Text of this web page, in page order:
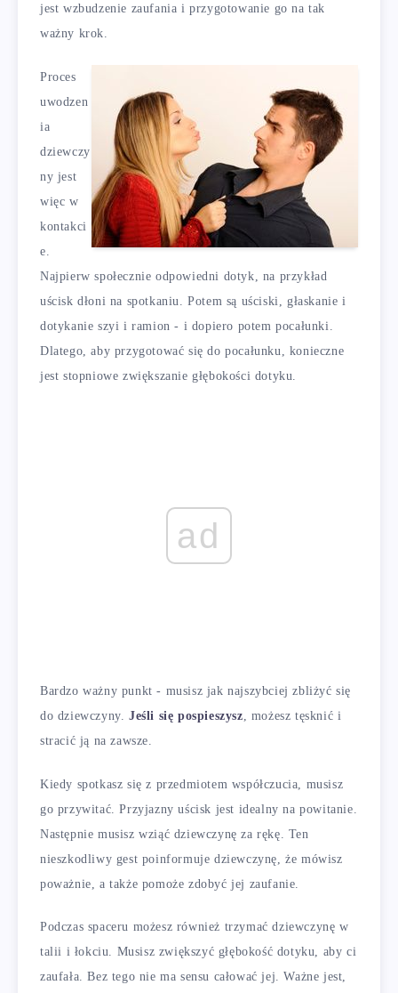
jest wzbudzenie zaufania i przygotowanie go na tak
ważny krok.
Proces
uwodzen
ia
dziewczy
ny jest
więc w
kontakci
e.
Najpierw społecznie odpowiedni dotyk, na przykład
uścisk dłoni na spotkaniu. Potem są uściski, głaskanie i
dotykanie szyi i ramion - i dopiero potem pocałunki.
Dlatego, aby przygotować się do pocałunku, konieczne
jest stopniowe zwiększanie głębokości dotyku.
ad
Bardzo ważny punkt - musisz jak najszybciej zbliżyć się
do dziewczyny. Jeśli się pospieszysz , możesz tęsknić i
stracić ją na zawsze.
Kiedy spotkasz się z przedmiotem współczucia, musisz
go przywitać. Przyjazny uścisk jest idealny na powitanie.
Następnie musisz wziąć dziewczynę za rękę. Ten
nieszkodliwy gest poinformuje dziewczynę, że mówisz
poważnie, a także pomoże zdobyć jej zaufanie.
Podczas spaceru możesz również trzymać dziewczynę w
talii i łokciu. Musisz zwiększyć głębokość dotyku, aby ci
zaufała. Bez tego nie ma sensu całować jej. Ważne jest,